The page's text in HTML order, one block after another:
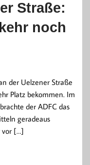
Straße:
noch
der Uelzener Straße
Platz bekommen. Im
der ADFC das
geradeaus
vor […]